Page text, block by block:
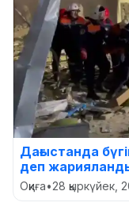
Дағыстанда
деп
Оқиға•28 қыркүйек,